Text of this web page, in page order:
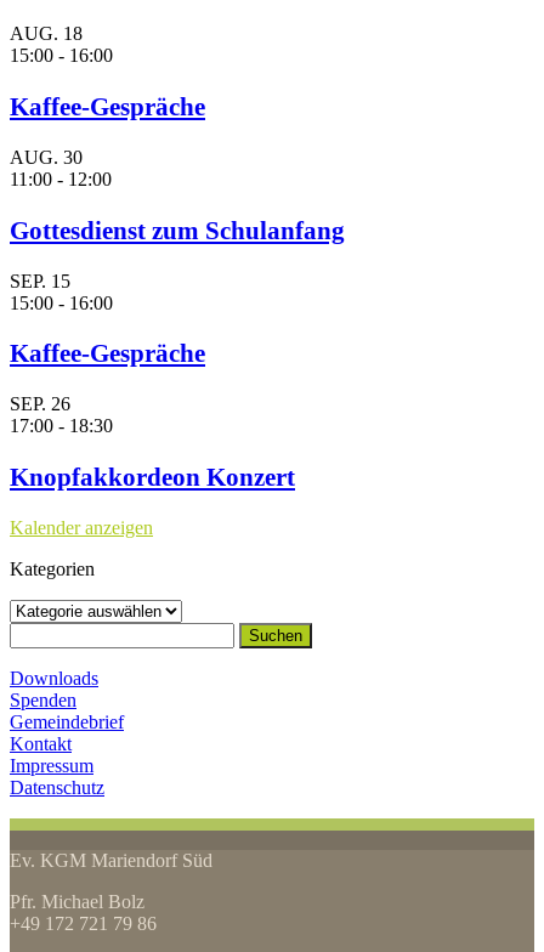
AUG. 18
15:00 - 16:00
Kaffee-Gespräche
AUG. 30
11:00 - 12:00
Gottesdienst zum Schulanfang
SEP. 15
15:00 - 16:00
Kaffee-Gespräche
SEP. 26
17:00 - 18:30
Knopfakkordeon Konzert
Kalender anzeigen
Kategorien
Kategorien
nach:
Downloads
Spenden
Gemeindebrief
Kontakt
Impressum
Datenschutz
Ev. KGM Mariendorf Süd
Pfr. Michael Bolz
+49 172 721 79 86